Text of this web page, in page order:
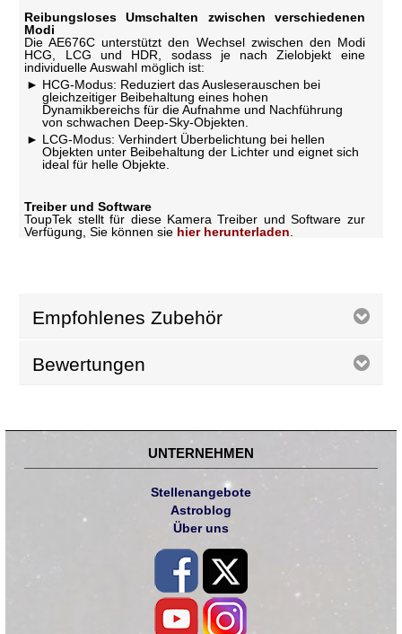
Reibungsloses Umschalten zwischen verschiedenen
Modi
Die AE676C unterstützt den Wechsel zwischen den Modi
HCG, LCG und HDR, sodass je nach Zielobjekt eine
individuelle Auswahl möglich ist:
HCG-Modus: Reduziert das Ausleserauschen bei
gleichzeitiger Beibehaltung eines hohen
Dynamikbereichs für die Aufnahme und Nachführung
von schwachen Deep-Sky-Objekten.
LCG-Modus: Verhindert Überbelichtung bei hellen
Objekten unter Beibehaltung der Lichter und eignet sich
ideal für helle Objekte.
Treiber und Software
ToupTek stellt für diese Kamera Treiber und Software zur
Verfügung, Sie können sie hier herunterladen
Empfohlenes Zubehör
Bewertungen
UNTERNEHMEN
Stellenangebote
Astroblog
Über uns